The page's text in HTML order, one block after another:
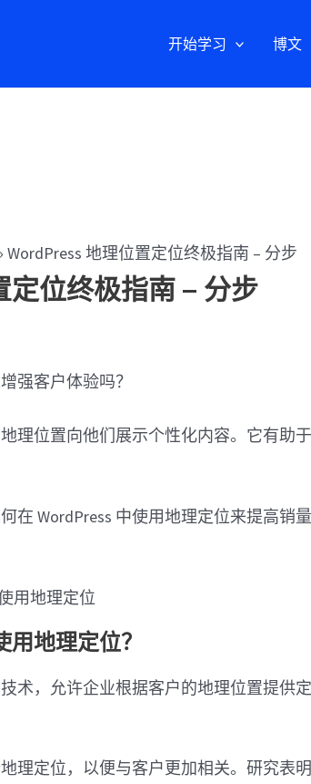
开始学习 博文
WordPress 地理位置定位终极指南 – 分步
位终极指南 – 分步
强客户体验吗？
理位置向他们展示个性化内容。它有助
在 WordPress 中使用地理定位来提高销
地理定位？
术，允许企业根据客户的地理位置提供
理定位，以便与客户更加相关。研究表